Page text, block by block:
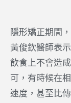
隱形矯正期間
黃俊欽醫師表
飲食上不會造
可，有時候在
速度，甚至比